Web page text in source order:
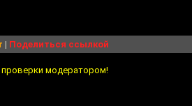
| Поделиться ссылкой
проверки модератором!